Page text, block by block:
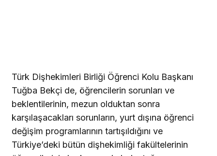
Türk Dişhekimleri Birliği Öğrenci Kolu Başkanı
Tuğba Bekçi de, öğrencilerin sorunları ve
beklentilerinin, mezun olduktan sonra
karşılaşacakları sorunların, yurt dışına öğrenci
değişim programlarının tartışıldığını ve
Türkiye’deki bütün dişhekimliği fakültelerinin